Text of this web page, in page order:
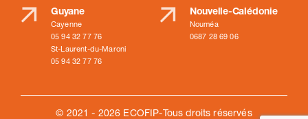
Guyane
Cayenne
05 94 32 77 76
St-Laurent-du-Maroni
05 94 32 77 76
Nouvelle-Calédonie
Nouméa
0687 28 69 06
© 2021 - 2026 ECOFIP-Tous droits réservés